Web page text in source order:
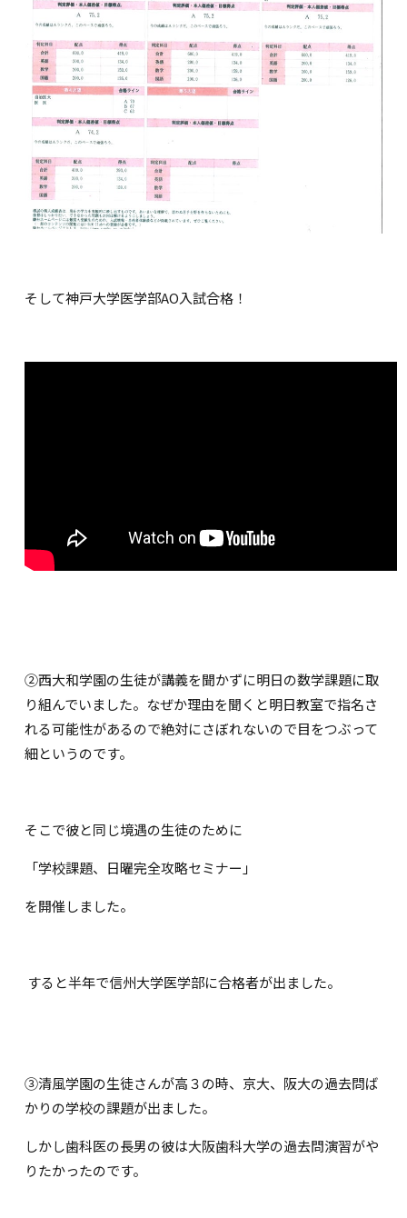
そして神戸大学医学部AO入試合格！
②西大和学園の生徒が講義を聞かずに明日の数学課題に取
り組んでいました。なぜか理由を聞くと明日教室で指名さ
れる可能性があるので絶対にさぼれないので目をつぶって
細というのです。
そこで彼と同じ境遇の生徒のために
「学校課題、日曜完全攻略セミナー」
を開催しました。
すると半年で信州大学医学部に合格者が出ました。
③清風学園の生徒さんが高３の時、京大、阪大の過去問ば
かりの学校の課題が出ました。
しかし歯科医の長男の彼は大阪歯科大学の過去問演習がや
りたかったのです。